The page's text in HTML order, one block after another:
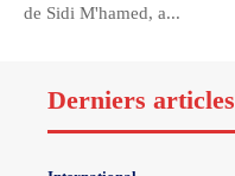
de Sidi M'hamed, a...
Derniers articles